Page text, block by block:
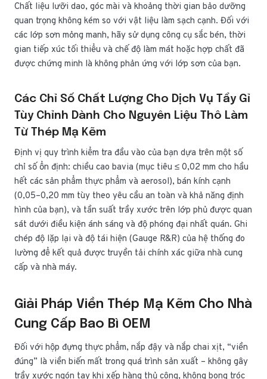
Chất liệu lưỡi dao, góc mài và khoảng thời gian bảo dưỡng
quan trọng không kém so với vật liệu làm sạch cạnh. Đối với
các lớp sơn mỏng manh, hãy sử dụng công cụ sắc bén, thời
gian tiếp xúc tối thiểu và chế độ làm mát hoặc hợp chất đã
được chứng minh là không phản ứng với lớp sơn của bạn.
Các Chỉ Số Chất Lượng Cho Dịch Vụ Tẩy Gỉ
Tùy Chỉnh Dành Cho Nguyên Liệu Thô Làm
Từ Thép Mạ Kẽm
Định vị quy trình kiểm tra đầu vào của bạn dựa trên một số
chỉ số ổn định: chiều cao bavia (mục tiêu ≤ 0,02 mm cho hầu
hết các sản phẩm thực phẩm và aerosol), bán kính cạnh
(0,05–0,20 mm tùy theo yêu cầu an toàn và khả năng định
hình của bạn), và tần suất trầy xước trên lớp phủ được quan
sát dưới điều kiện ánh sáng và độ phóng đại nhất quán. Ghi
chép độ lặp lại và độ tái hiện (Gauge R&R) của hệ thống đo
lường để kết quả được truyền tải chính xác giữa nhà cung
cấp và nhà máy.
Giải Pháp Viền Thép Mạ Kẽm Cho Nhà
Cung Cấp Bao Bì OEM
Đối với hộp đựng thực phẩm, nắp đậy và nắp chai xịt, “viền
đúng” là viền biến mất trong quá trình sản xuất – không gây
trầy xước ngón tay khi xếp hàng thủ công, không bong tróc